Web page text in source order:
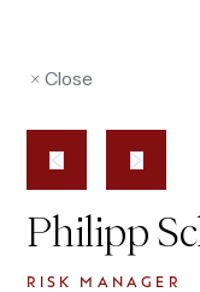
Close
Philipp
RISK MANAGER